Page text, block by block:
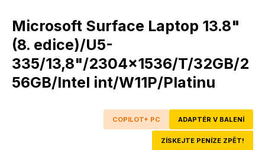
Microsoft Surface Laptop 13.8"
(8. edice)/U5-
335/13,8"/2304x1536/T/32GB/2
56GB/Intel int/W11P/Platinu
COPILOT+ PC ADAPTÉR V BALENÍ
ZÍSKEJTE PENÍZE ZPĚT!